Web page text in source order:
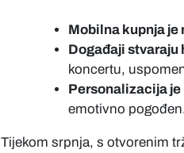
Mobilna kupnja je
Događaji stvaraju
koncertu,
Personalizacija
emotivno
Tijekom srpnja, s otvorenim